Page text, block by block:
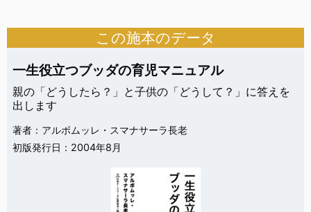
この施本のデータ
一生役立つブッダの育児マニュアル
親の「どうしたら？」と子供の「どうして？」に答えを
出します
著者：アルボムッレ・スマナサーラ長老
初版発行日：2004年8月